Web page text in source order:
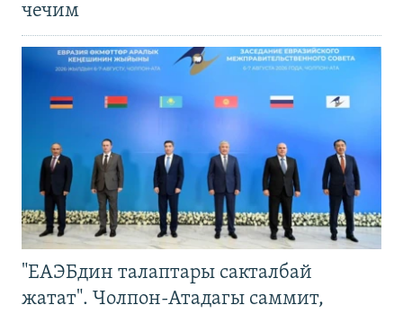
чечим
"ЕАЭБдин талаптары сакталбай
жатат". Чолпон-Атадагы саммит,